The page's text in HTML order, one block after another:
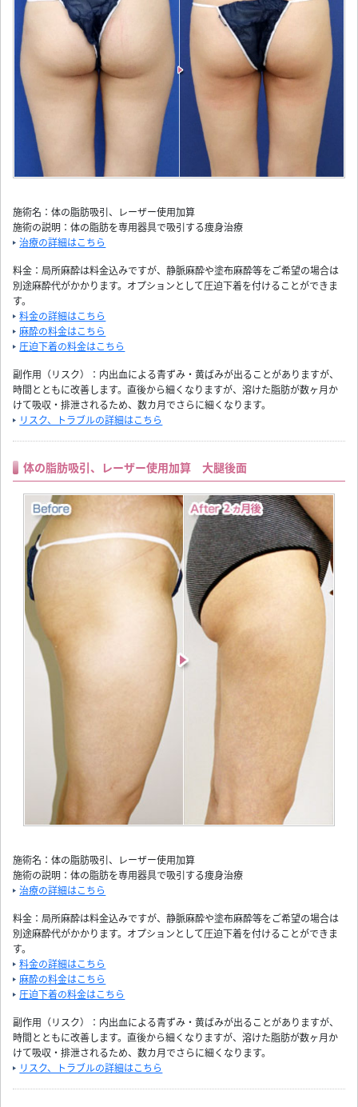
施術名：体の脂肪吸引、レーザー使用加算
施術の説明：体の脂肪を専用器具で吸引する痩身治療
治療の詳細はこちら
料金：局所麻酔は料金込みですが、静脈麻酔や塗布麻酔等をご希望の場合は
別途麻酔代がかかります。オプションとして圧迫下着を付けることができま
す。
料金の詳細はこちら
麻酔の料金はこちら
圧迫下着の料金はこちら
副作用（リスク）：内出血による青ずみ・黄ばみが出ることがありますが、
時間とともに改善します。直後から細くなりますが、溶けた脂肪が数ヶ月か
けて吸収・排泄されるため、数カ月でさらに細くなります。
リスク、トラブルの詳細はこちら
体の脂肪吸引、レーザー使用加算 大腿後面
施術名：体の脂肪吸引、レーザー使用加算
施術の説明：体の脂肪を専用器具で吸引する痩身治療
治療の詳細はこちら
料金：局所麻酔は料金込みですが、静脈麻酔や塗布麻酔等をご希望の場合は
別途麻酔代がかかります。オプションとして圧迫下着を付けることができま
す。
料金の詳細はこちら
麻酔の料金はこちら
圧迫下着の料金はこちら
副作用（リスク）：内出血による青ずみ・黄ばみが出ることがありますが、
時間とともに改善します。直後から細くなりますが、溶けた脂肪が数ヶ月か
けて吸収・排泄されるため、数カ月でさらに細くなります。
リスク、トラブルの詳細はこちら